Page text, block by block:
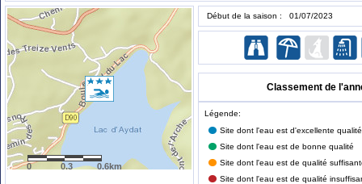
0 0.3 0.6km
Début de la saison : 01/07/2023
Classement de
Légende:
Site dont l'eau est d'excellente qualité
Site dont l'eau est de bonne qualité
Site dont l'eau est de qualité
Site dont l'eau est de qualité